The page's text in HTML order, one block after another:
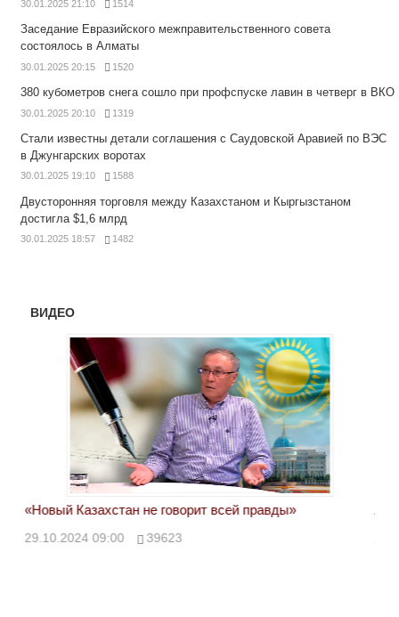
30.01.2025 21:10 1514
Заседание Евразийского межправительственного совета
состоялось в Алматы
30.01.2025 20:15 1520
380 кубометров снега сошло при профспуске лавин в четверг в ВКО
30.01.2025 20:10 1319
Стали известны детали соглашения с Саудовской Аравией по ВЭС
в Джунгарских воротах
30.01.2025 19:10 1588
Двусторонняя торговля между Казахстаном и Кыргызстаном
достигла $1,6 млрд
30.01.2025 18:57 1482
ВИДЕО
«Новый Казахстан не говорит всей правды»
29.10.2024 09:00 39623